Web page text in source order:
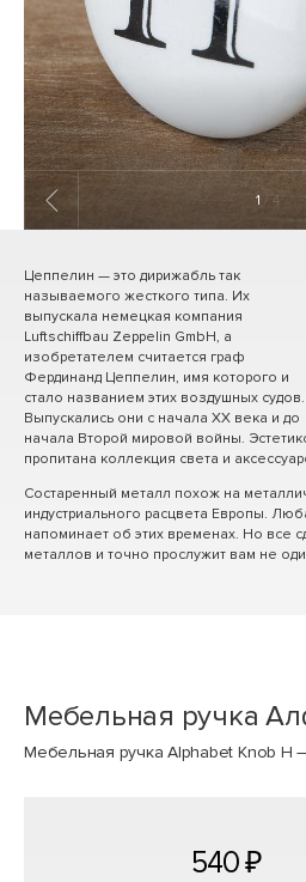
1 / 4
Цеппелин — это дирижабль так
называемого жесткого типа. Их
выпускала немецкая компания
Luftschiffbau Zeppelin GmbH, а
изобретателем считается граф
Фердинанд Цеппелин, имя которого и
стало названием этих воздушных судов.
Выпускались они с начала ХХ века и до
начала Второй мировой войны.
пропитана коллекция света и
Состаренный металл похож на
индустриального расцвета Европы.
напоминает об этих временах. Но все
металлов и точно прослужит вам не
Мебельная ручка
Мебельная ручка Alphabet Knob H
540 ₽